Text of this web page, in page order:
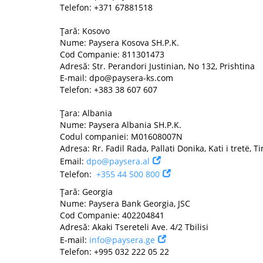
Telefon: +371 67881518
Țară: Kosovo
Nume: Paysera Kosova SH.P.K.
Cod Companie: 811301473
Adresă: Str. Perandori Justinian, No 132, Prishtina
E-mail: dpo@paysera-ks.com
Telefon: +383 38 607 607
Țara: Albania
Nume: Paysera Albania SH.P.K.
Codul companiei: M01608007N
Adresa: Rr. Fadil Rada, Pallati Donika, Kati i tretë,
Email: dpo@paysera.al
Telefon: +355 44 500 800
Țară: Georgia
Nume: Paysera Bank Georgia, JSC
Cod Companie: 402204841
Adresă: Akaki Tsereteli Ave. 4/2 Tbilisi
E-mail: info@paysera.ge
Telefon: +995 032 222 05 22